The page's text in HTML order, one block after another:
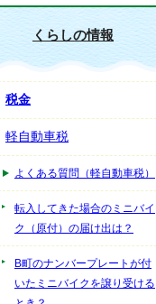
くらしの情報
税金
軽自動車税
よくある質問（軽自動車税）
転入してきた場合のミニバイ
ク（原付）の届け出は？
B町のナンバープレートが付
いたミニバイクを譲り受ける